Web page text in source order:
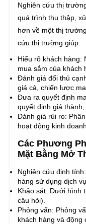
Nghiên cứu thị
quá trình thu thập,
hơn về một thị
cứu thị trường giúp:
Hiểu rõ khách hàng:
mua sắm của khách
Đánh giá đối thủ
giá cả, chiến lược
Đưa ra quyết định
quyết định giá
Đánh giá rủi ro:
hoạt động kinh
Các Phương
Mặt Bằng Mở
Nghiên cứu định
hàng sử dụng dịch
Khảo sát: Dưới hình
câu hỏi).
Phỏng vấn: Phỏng
khách hàng và động